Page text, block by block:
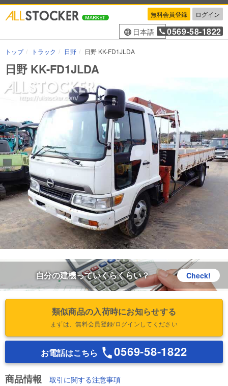
無料会員登録 ログイン
日本語 0569-58-1822
トップ トラック 日野 日野 KK-FD1JLDA
日野 KK-FD1JLDA
自分の建機っていくらくらい？ Check!
類似商品の入荷時にお知らせする
まずは、無料会員登録/ログインしてください
お電話はこちら 0569-58-1822
商品情報 取引に関する注意事項